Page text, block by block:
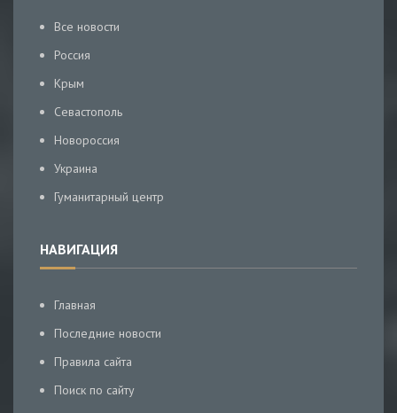
Все новости
Россия
Крым
Севастополь
Новороссия
Украина
Гуманитарный центр
НАВИГАЦИЯ
Главная
Последние новости
Правила сайта
Поиск по сайту